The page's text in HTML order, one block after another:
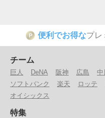
P 便利でお得なプレ
チーム
巨人 DeNA 阪神 広島 中
ソフトバンク
楽天 ロッテ
オイシックス
特集